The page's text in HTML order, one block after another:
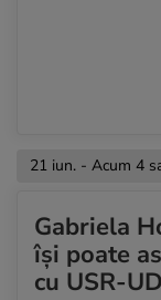
21 iun. - Acum 4
Gabriela
își poate
cu USR-